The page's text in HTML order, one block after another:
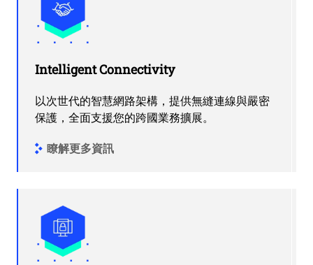
Intelligent Connectivity
以次世代的智慧網路架構，提供無縫連線與嚴密
保護，全面支援您的跨國業務擴展。
瞭解更多資訊